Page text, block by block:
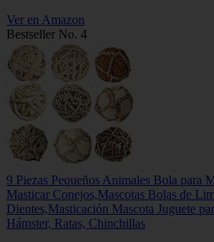
Ver en Amazon
Bestseller No. 4
9 Piezas Pequeños Animales Bola para
Masticar Conejos,Mascotas Bolas de
Dientes,Masticación Mascota Juguete
Hámster, Ratas, Chinchillas